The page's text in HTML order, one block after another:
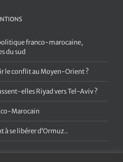
franco-marocaine,
du sud
le conflit au Moyen-Orient ?
elles Riyad vers Tel-Aviv ?
Marocain
à se libérer d’Ormuz..